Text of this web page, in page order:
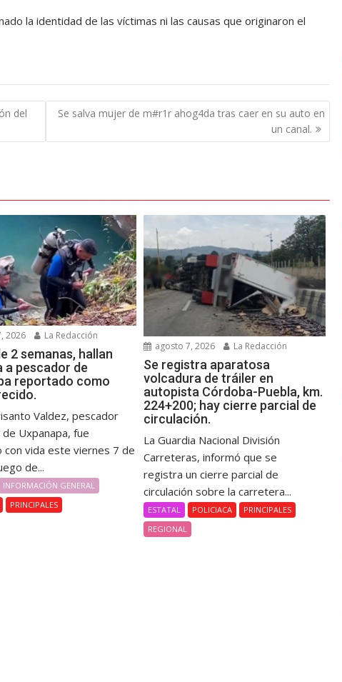
la identidad de las víctimas ni las causas que originaron el
del
Se salva mujer de m#r1r ahog4da tras caer en su auto en
un canal.
2026 La Redacción
2 semanas, hallan
a pescador de
reportado como
Valdez, pescador
Uxpanapa, fue
con vida este viernes 7 de
de...
INFORMACIÓN GENERAL
PRINCIPALES
agosto 7, 2026 La Redacción
Se registra aparatosa
volcadura de tráiler en
autopista Córdoba-Puebla, km.
224+200; hay cierre parcial de
circulación.
La Guardia Nacional División
Carreteras, informó que se
registra un cierre parcial de
circulación sobre la carretera...
ESTATAL POLICIACA
PRINCIPALES
REGIONAL